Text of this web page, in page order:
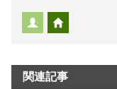
関連記事